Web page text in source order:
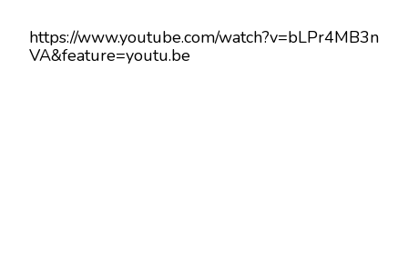
LA
LUNE
https://www.youtube.com/watch?v=bLPr4MB3n
VA&feature=youtu.be